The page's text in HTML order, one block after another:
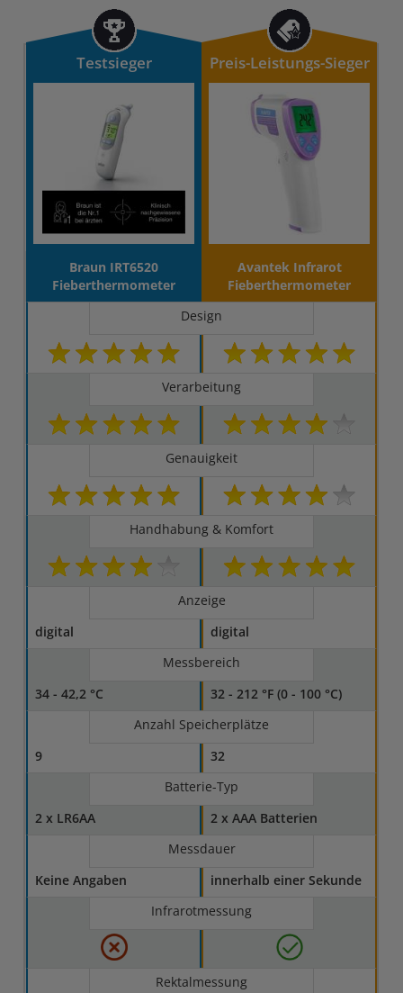
Testsieger Preis-Leistungs-Sieger
Braun IRT6520
Fieberthermometer
Avantek Infrarot
Fieberthermometer
Design
Verarbeitung
Genauigkeit
Handhabung & Komfort
Anzeige
digital
digital
Messbereich
34 - 42,2 °C
32 - 212 °F (0 - 100 °C)
Anzahl Speicherplätze
9
32
Batterie-Typ
2 x LR6AA
2 x AAA Batterien
Messdauer
Keine Angaben
innerhalb einer Sekunde
Infrarotmessung
Rektalmessung